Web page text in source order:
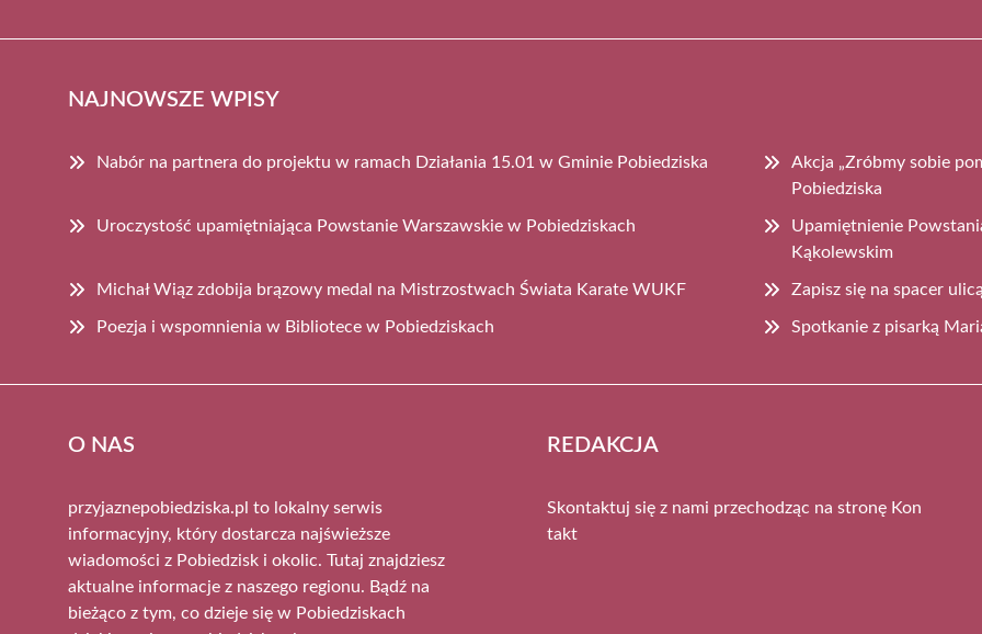
NAJNOWSZE WPISY
Nabór na partnera do projektu w ramach Działania 15.01 w Gminie Pobiedziska
Akcja „Zróbmy sobie
Pobiedziska
Uroczystość upamiętniająca Powstanie Warszawskie w Pobiedziskach
Upamiętnienie
Kąkolewskim
Michał Wiąz zdobija brązowy medal na Mistrzostwach Świata Karate WUKF Zapisz się na spacer
Poezja i wspomnienia w Bibliotece w Pobiedziskach Spotkanie z pisarką
O NAS
przyjaznepobiedziska.pl to lokalny serwis
informacyjny, który dostarcza najświeższe
wiadomości z Pobiedzisk i okolic. Tutaj znajdziesz
aktualne informacje z naszego regionu. Bądź na
bieżąco z tym, co dzieje się w Pobiedziskach
REDAKCJA
Skontaktuj się z nami przechodząc na stronę Kon
takt